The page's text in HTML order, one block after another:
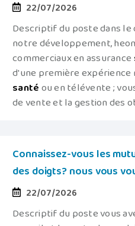
22/07/2026
Descriptif du poste dans le
notre développement,
commerciaux en assurance
d'une première expérience
santéou en télévente ;
de vente et la gestion des
Connaissez-vous les
des doigts? nous vous
22/07/2026
Descriptif du poste vous